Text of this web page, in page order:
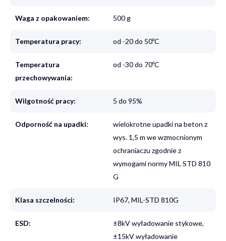
Waga z opakowaniem: 500 g
Temperatura pracy: od -20 do 50ºC
Temperatura
przechowywania:
od -30 do 70ºC
Wilgotność pracy: 5 do 95%
Odporność na upadki:
wielokrotne upadki na beton z
wys. 1,5 m we wzmocnionym
ochraniaczu zgodnie z
wymogami normy MIL STD 810
G
Klasa szczelności: IP67, MIL-STD 810G
ESD:
±8kV wyładowanie stykowe,
±15kV wyładowanie